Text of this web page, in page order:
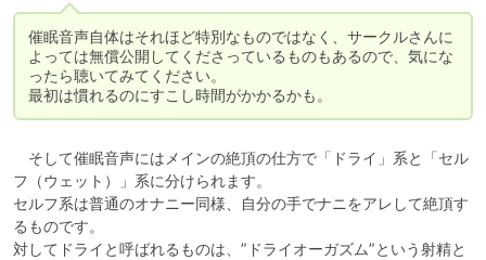
催眠音声自体はそれほど特別なものではなく、サークルさんに
よっては無償公開してくださっているものもあるので、気にな
ったら聴いてみてください。
最初は慣れるのにすこし時間がかかるかも。
そして催眠音声にはメインの絶頂の仕方で「ドライ」系と「セル
フ（ウェット）」系に分けられます。
セルフ系は普通のオナニー同様、自分の手でナニをアレして絶頂す
るものです。
対してドライと呼ばれるものは、”ドライオーガズム”という射精と